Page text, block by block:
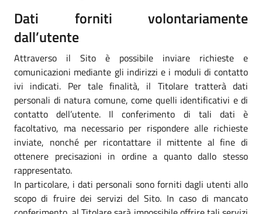
Dati forniti volontariamente
dall’utente
Attraverso il Sito è possibile inviare richieste e
comunicazioni mediante gli indirizzi e i moduli di contatto
ivi indicati. Per tale finalità, il Titolare tratterà dati
personali di natura comune, come quelli identificativi e di
contatto dell’utente. Il conferimento di tali dati è
facoltativo, ma necessario per rispondere alle richieste
inviate, nonché per ricontattare il mittente al fine di
ottenere precisazioni in ordine a quanto dallo stesso
rappresentato.
In particolare, i dati personali sono forniti dagli utenti allo
scopo di fruire dei servizi del Sito. In caso di mancato